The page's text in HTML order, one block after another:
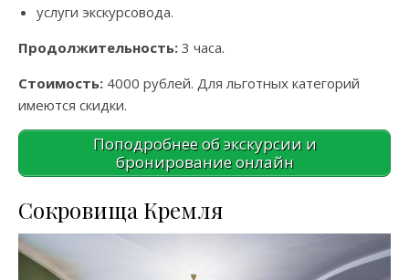
услуги экскурсовода.
Продолжительность: 3 часа.
Стоимость: 4000 рублей. Для льготных категорий
имеются скидки.
Поподробнее об экскурсии и
бронирование онлайн
Сокровища Кремля